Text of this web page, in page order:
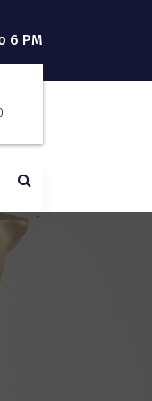
6 PM